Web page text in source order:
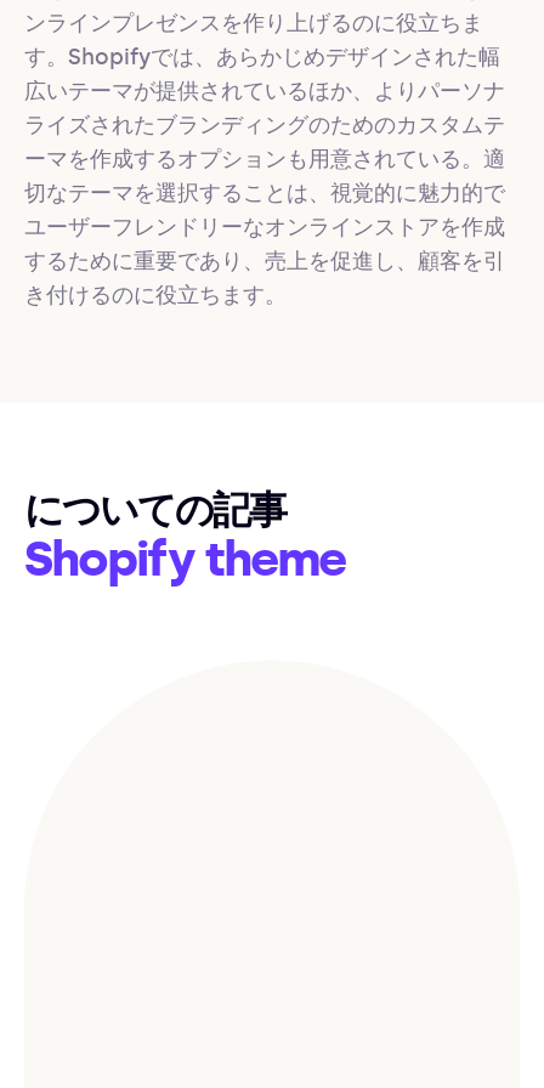
ンラインプレゼンスを作り上げるのに役立ちま
す。Shopifyでは、あらかじめデザインされた幅
広いテーマが提供されているほか、よりパーソナ
ライズされたブランディングのためのカスタムテ
ーマを作成するオプションも用意されている。適
切なテーマを選択することは、視覚的に魅力的で
ユーザーフレンドリーなオンラインストアを作成
するために重要であり、売上を促進し、顧客を引
き付けるのに役立ちます。
についての記事
Shopify theme